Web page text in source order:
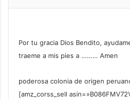
Por tu gracia Dios Bendito,
traeme a mis pies a ……… Amen
poderosa colonia de origen
[amz_corss_sell